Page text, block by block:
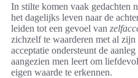
In stilte komen vaak gedachten
het dagelijks leven naar de
leiden tot een gevoel van
zichzelf te waarderen met al
acceptatie ondersteunt de
aangezien men leert om
eigen waarde te erkennen.